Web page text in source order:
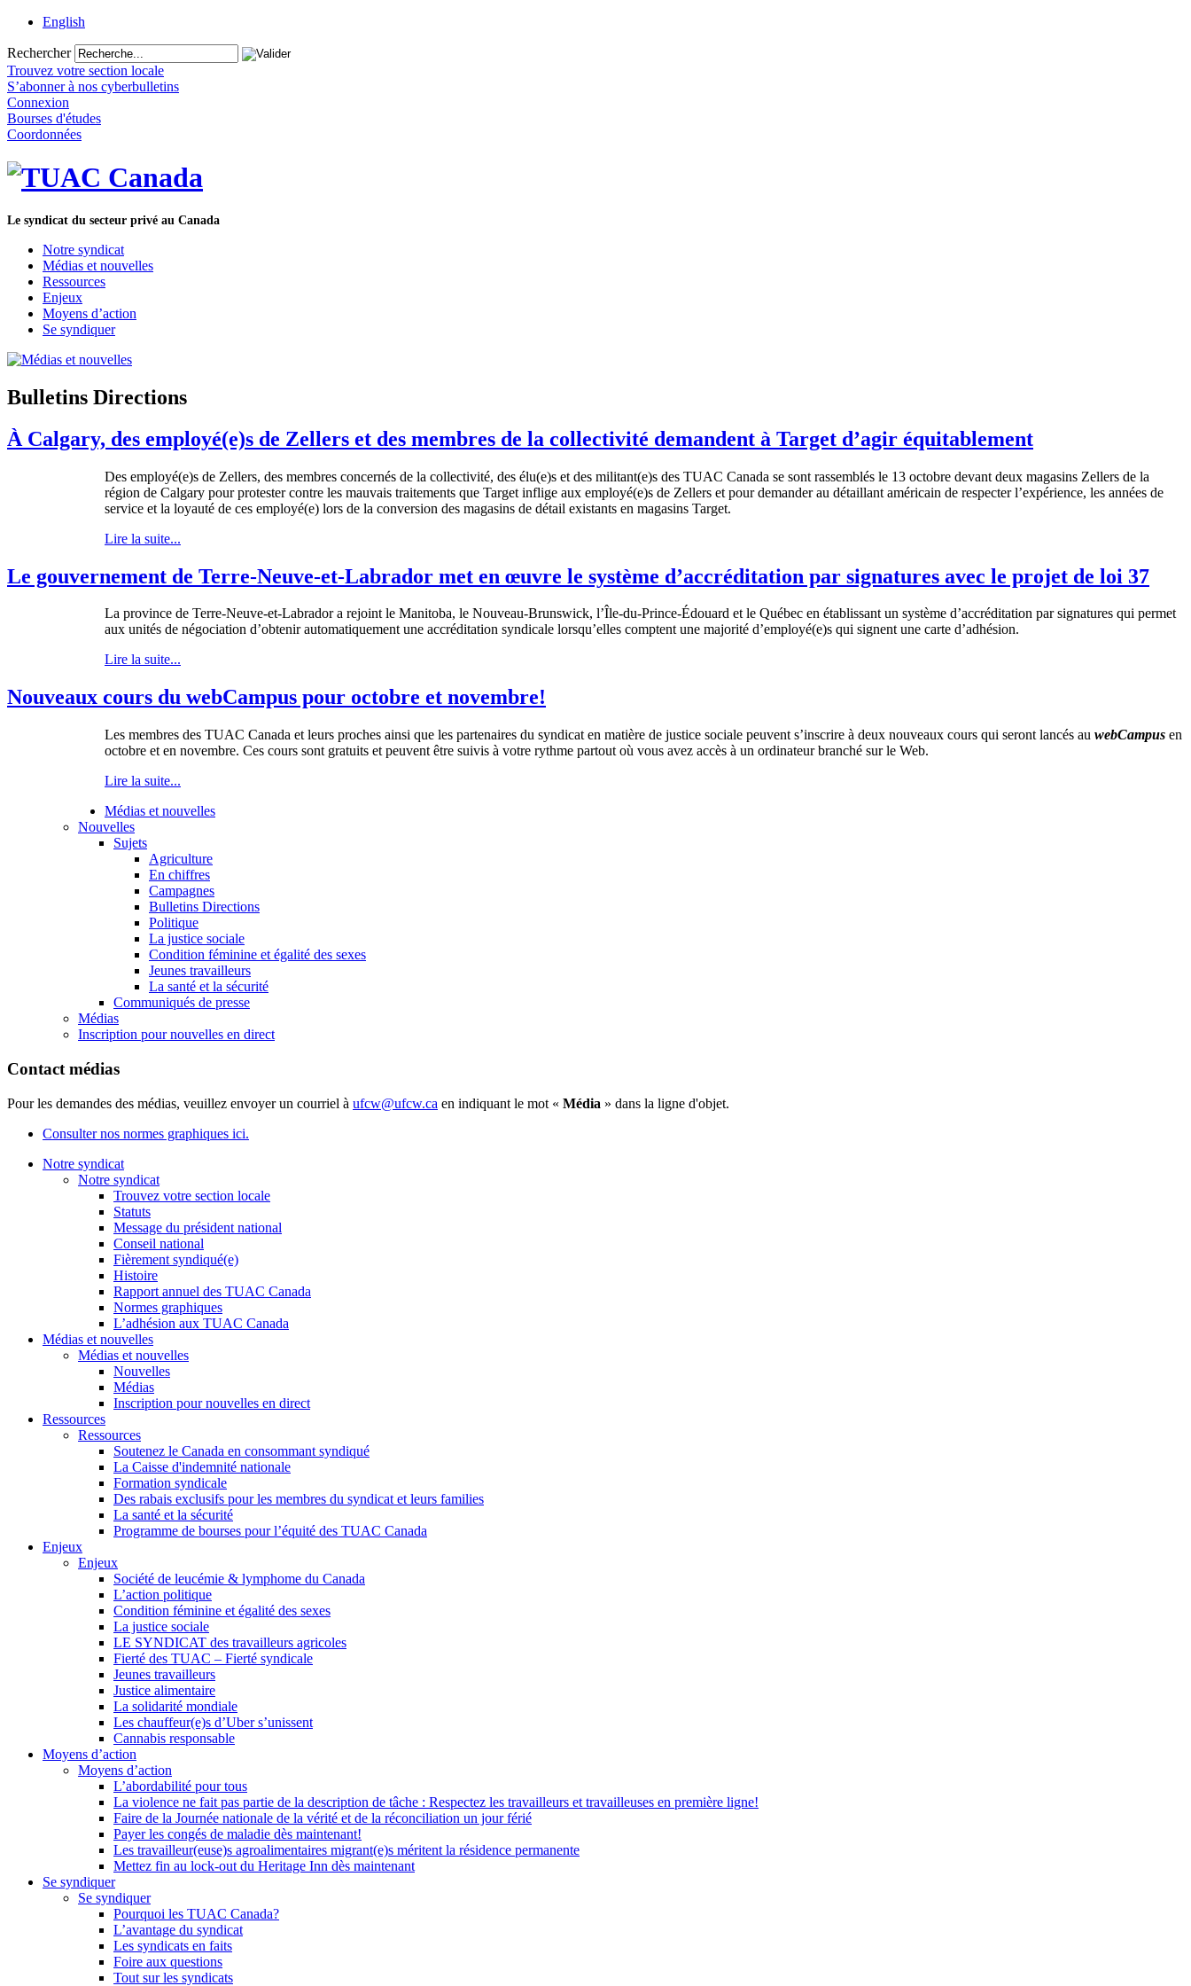
English
Rechercher
Trouvez votre section locale
S’abonner à nos cyberbulletins
Connexion
Bourses d'études
Coordonnées
Le syndicat du secteur privé au Canada
Notre syndicat
Médias et nouvelles
Ressources
Enjeux
Moyens d’action
Se syndiquer
Bulletins Directions
À Calgary, des employé(e)s de Zellers et des membres de la collectivité demandent à Target d’agir équitablement
Des employé(e)s de Zellers, des membres concernés de la collectivité, des élu(e)s et des militant(e)s des TUAC Canada se sont rassemblés le 13 octobre devant deux magasins Zellers de la
région de Calgary pour protester contre les mauvais traitements que Target inflige aux employé(e)s de Zellers et pour demander au détaillant américain de respecter l’expérience, les années de
service et la loyauté de ces employé(e) lors de la conversion des magasins de détail existants en magasins Target.
Lire la suite...
Le gouvernement de Terre-Neuve-et-Labrador met en œuvre le système d’accréditation par signatures avec le projet de loi 37
La province de Terre-Neuve-et-Labradora rejointle Manitoba, le Nouveau-Brunswick, l’Île-du-Prince-Édouard et le Québec en établissantun système d’accréditation par signatures qui permet
aux unités de négociation d’obtenir automatiquement une accréditation syndicale lorsqu’elles comptent une majorité d’employé(e)s qui signent une carte d’adhésion.
Lire la suite...
Nouveaux cours du webCampus pour octobre et novembre!
Les membres des TUAC Canada et leurs proches ainsi que les partenaires du syndicat en matière de justice sociale peuvent s’inscrire à deux nouveaux cours qui seront lancés au webCampus en
octobre et en novembre. Ces cours sont gratuits et peuvent être suivis à votre rythme partout où vous avez accès à un ordinateur branché surle Web.
Lire la suite...
Médias et nouvelles
Nouvelles
Sujets
Agriculture
En chiffres
Campagnes
Bulletins Directions
Politique
La justice sociale
Condition féminine et égalité des sexes
Jeunes travailleurs
La santé et la sécurité
Communiqués de presse
Médias
Inscription pour nouvelles en direct
Contact médias
Pour les demandes des médias, veuillez envoyer un courriel à ufcw@ufcw.ca en indiquant le mot « Média » dans la ligne d'objet.
Consulter nos normes graphiques ici.
Notre syndicat
Notre syndicat
Trouvez votre section locale
Statuts
Message du président national
Conseil national
Fièrement syndiqué(e)
Histoire
Rapport annuel des TUAC Canada
Normes graphiques
L’adhésion aux TUAC Canada
Médias et nouvelles
Médias et nouvelles
Nouvelles
Médias
Inscription pour nouvelles en direct
Ressources
Ressources
Soutenez le Canada en consommant syndiqué
La Caisse d'indemnité nationale
Formation syndicale
Des rabais exclusifs pour les membres du syndicat et leurs families
La santé et la sécurité
Programme de bourses pour l’équité des TUAC Canada
Enjeux
Enjeux
Société de leucémie & lymphome du Canada
L’action politique
Condition féminine et égalité des sexes
La justice sociale
LE SYNDICAT des travailleurs agricoles
Fierté des TUAC – Fierté syndicale
Jeunes travailleurs
Justice alimentaire
La solidarité mondiale
Les chauffeur(e)s d’Uber s’unissent
Cannabis responsable
Moyens d’action
Moyens d’action
L’abordabilité pour tous
La violence ne fait pas partie de la description de tâche : Respectez les travailleurs et travailleuses en première ligne!
Faire de la Journée nationale de la vérité et de la réconciliation un jour férié
Payer les congés de maladie dès maintenant!
Les travailleur(euse)s agroalimentaires migrant(e)s méritent la résidence permanente
Mettez fin au lock-out du Heritage Inn dès maintenant
Se syndiquer
Se syndiquer
Pourquoi les TUAC Canada?
L’avantage du syndicat
Les syndicats en faits
Foire aux questions
Tout sur les syndicats